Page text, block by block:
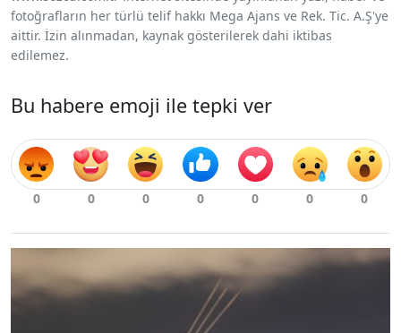
fotoğrafların her türlü telif hakkı Mega Ajans ve Rek. Tic. A.Ş'ye
aittir. İzin alınmadan, kaynak gösterilerek dahi iktibas
edilemez.
Bu habere emoji ile tepki ver